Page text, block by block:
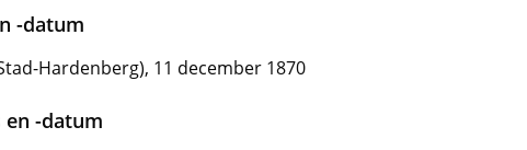
-datum
Hardenberg), 11 december 1870
-datum